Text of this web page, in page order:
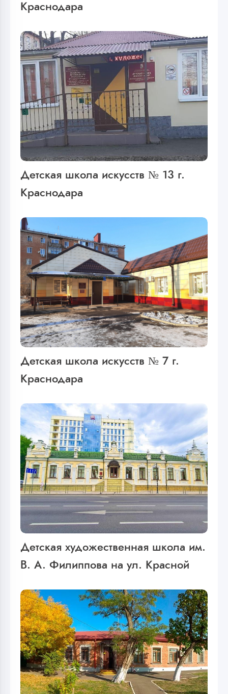
Краснодара
Детская школа искусств № 13 г.
Краснодара
Детская школа искусств № 7 г.
Краснодара
Детская художественная школа им.
В. А. Филиппова на ул. Красной